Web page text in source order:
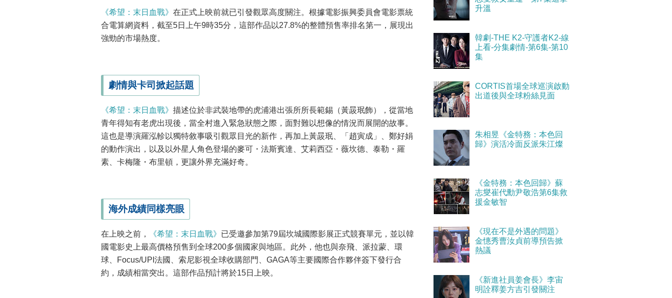
《希望：末日血戰》 在正式上映前就已引發觀眾高度關注。根據電影振興委員會電影票統
合電算網資料，截至5日上午9時35分，這部作品以27.8%的整體預售率排名第一，展現出
強勁的市場熱度。
劇情與卡司掀起話題
《希望：末日血戰》 描述位於非武裝地帶的虎浦港出張所所長範錫（黃晸珉飾），從當地
青年得知有老虎出現後，當全村進入緊急狀態之際，面對難以想像的情況而展開的故事。
這也是導演羅泓軫以獨特敘事吸引觀眾目光的新作，再加上黃晸珉、「趙寅成」、鄭好娟
的動作演出，以及以外星人角色登場的麥可・法斯賓達、艾莉西亞・薇坎德、泰勒・羅
素、卡梅隆・布里頓，更讓外界充滿好奇。
海外成績同樣亮眼
在上映之前， 《希望：末日血戰》 已受邀參加第79屆坎城國際影展正式競賽單元，並以韓
國電影史上最高價格預售到全球200多個國家與地區。此外，他也與奈飛、派拉蒙、環
球、Focus/UPI法國、索尼影視全球收購部門、GAGA等主要國際合作夥伴簽下發行合
約，成績相當突出。這部作品預計將於15日上映。
升溫
韓劇-THE K2-守護者K2-線
上看-分集劇情-第6集-第10
集
CORTIS首場全球巡演啟動
出道後與全球粉絲見面
朱相昱《金特務：本色回
歸》演活冷面反派朱江燦
《金特務：本色回歸》蘇
志燮崔代勳尹敬浩第6集救
援金敏智
《現在不是外遇的問題》
金憓秀曹汝貞前導預告掀
熱議
《新進社員姜會長》李宙
明詮釋姜方吉引發關注